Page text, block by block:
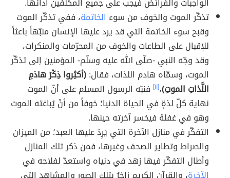
تذكّر الموت والخوف من سوء الخاتمة، ففي تذكّر الموت
وقبح سوء الخاتمة التي قد يرد عليها الإنسان منبّهاً باعثاً
للإقبال على الطاعات والخوف من المحرّمات والمنكرات،
وقد وجّه النبي -صلّى الله عليه وسلّم- المؤمنين إلى تذكّر
الموت، وسمّاه هادم اللذات، فقال:(أكثِروا ذِكْرَ هاذمِ
اللَّذاتِ الموتِ)،[١١] فنبّه الرسول المسلم على أنّ الموت
نهاية كلّ لذةٍ في الحياة الدنيا؛ خوفاً من أنْ يُباغته الموت
وهو في غفلة فيخسر آخرته حينها.
التفكّر في منازل الآخرة التي يَرِدُ عليها العبد؛ من الميزان
والصراط وتطاير الصحف وغيرها، فمن ذكر تلك المنازل
وأطال التفكّر فيها زهد في دنياه واستعدّ لفلاحه في